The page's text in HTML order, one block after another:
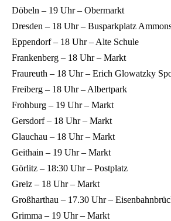
Döbeln – 19 Uhr – Obermarkt
Dresden – 18 Uhr – Busparkplatz
Eppendorf – 18 Uhr – Alte Schule
Frankenberg – 18 Uhr – Markt
Fraureuth – 18 Uhr – Erich Glowatzky
Freiberg – 18 Uhr – Albertpark
Frohburg – 19 Uhr – Markt
Gersdorf – 18 Uhr – Markt
Glauchau – 18 Uhr – Markt
Geithain – 19 Uhr – Markt
Görlitz – 18:30 Uhr – Postplatz
Greiz – 18 Uhr – Markt
Großharthau – 17.30 Uhr –
Grimma – 19 Uhr – Markt